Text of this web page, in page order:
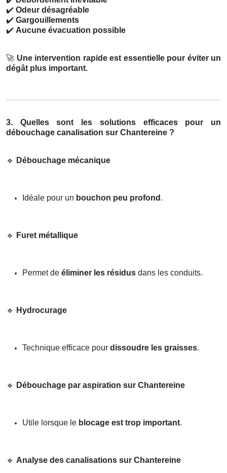
✔️ Odeur désagréable
✔️ Gargouillements
✔️ Aucune évacuation possible
🚀 Une intervention rapide est essentielle pour éviter un
dégât plus important.
3. Quelles sont les solutions efficaces pour un
débouchage canalisation sur Chantereine ?
🔹 Débouchage mécanique
Idéale pour un bouchon peu profond .
🔹 Furet métallique
Permet de éliminer les résidus dans les conduits.
🔹 Hydrocurage
Technique efficace pour dissoudre les graisses.
🔹 Débouchage par aspiration sur Chantereine
Utile lorsque le blocage est trop important.
🔹 Analyse des canalisations sur Chantereine